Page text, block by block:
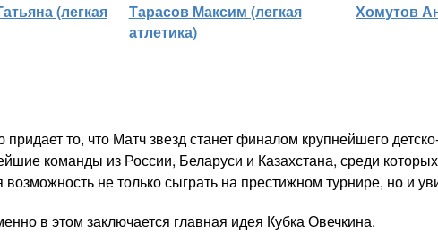
(легкая
Тарасов Максим (легкая
атлетика)
Хомутов
то, что Матч звезд станет финалом крупнейшего
команды из России, Беларуси и Казахстана, среди
не только сыграть на престижном турнире, но и
в этом заключается главная идея Кубка Овечкина.